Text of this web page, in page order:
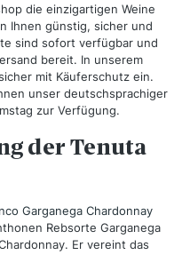
die einzigartigen Weine
Ihnen günstig, sicher und
sind sofort verfügbar und
bereit. In unserem
mit Käuferschutz ein.
unser deutschsprachiger
zur Verfügung.
der Tenuta
Garganega Chardonnay
Rebsorte Garganega
Er vereint das